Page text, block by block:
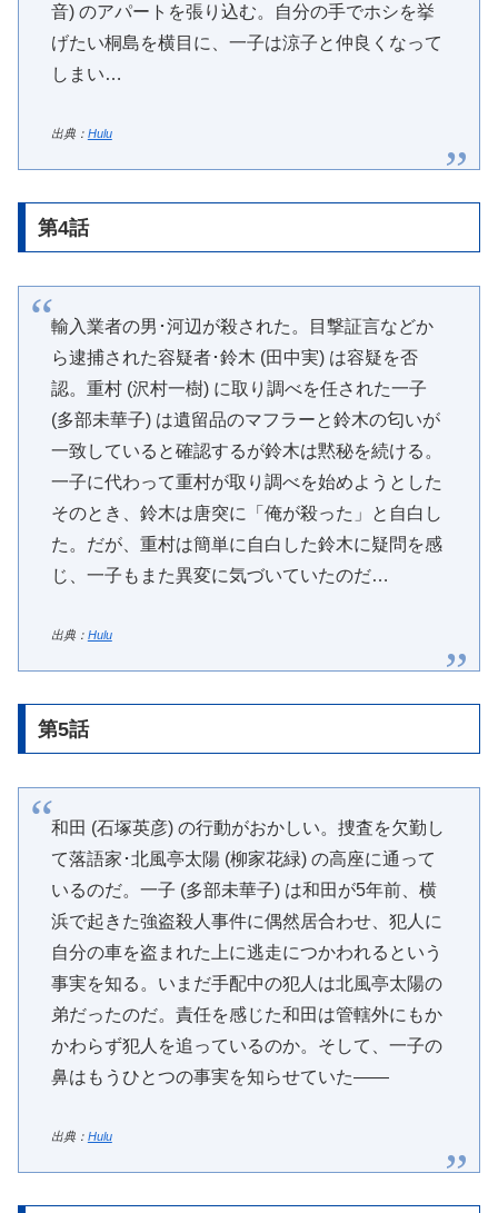
音) のアパートを張り込む。自分の手でホシを挙
げたい桐島を横目に、一子は涼子と仲良くなって
しまい…
出典： Hulu
第4話
輸入業者の男･河辺が殺された。目撃証言などか
ら逮捕された容疑者･鈴木 (田中実) は容疑を否
認。重村 (沢村一樹) に取り調べを任された一子
(多部未華子) は遺留品のマフラーと鈴木の匂いが
一致していると確認するが鈴木は黙秘を続ける。
一子に代わって重村が取り調べを始めようとした
そのとき、鈴木は唐突に「俺が殺った」と自白し
た。だが、重村は簡単に自白した鈴木に疑問を感
じ、一子もまた異変に気づいていたのだ…
出典： Hulu
第5話
和田 (石塚英彦) の行動がおかしい。捜査を欠勤し
て落語家･北風亭太陽 (柳家花緑) の高座に通って
いるのだ。一子 (多部未華子) は和田が5年前、横
浜で起きた強盗殺人事件に偶然居合わせ、犯人に
自分の車を盗まれた上に逃走につかわれるという
事実を知る。いまだ手配中の犯人は北風亭太陽の
弟だったのだ。責任を感じた和田は管轄外にもか
かわらず犯人を追っているのか。そして、一子の
鼻はもうひとつの事実を知らせていた――
出典： Hulu